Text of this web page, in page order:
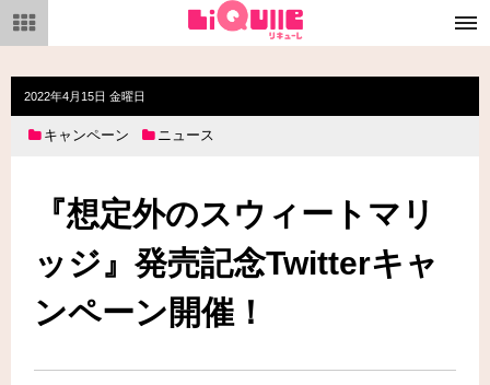
メ
ニ
ュ
2022年4月15日 金曜日
キャンペーン ニュース
『想定外のスウィートマリ
ッジ』発売記念Twitterキャ
ンペーン開催！